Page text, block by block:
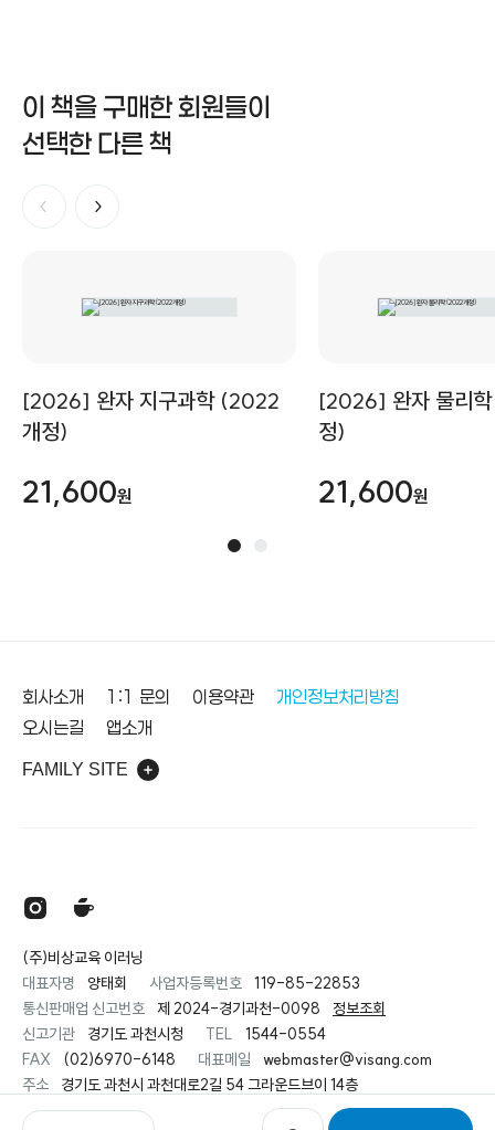
이 책을 구매한 회원들이
선택한 다른 책
[2026] 완자 지구과학 (2022
개정)
21,600원
[2026] 완자 물리
정)
21,600원
회사소개 1:1 문의 이용약관
개인정보처리방침
오시는길
앱소개
FAMILY SITE
(주)비상교육 이러닝
대표자명
양태회 사업자등록번호
119-85-22853
통신판매업 신고번호
제 2024-경기과천-0098
정보조회
신고기관
경기도 과천시청 TEL
1544-0554
FAX
(02)6970-6148 대표메일
webmaster@visang.com
주소
경기도 과천시 과천대로2길 54 그라운드브이 14층